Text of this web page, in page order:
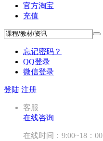
官方淘宝
充值
忘记密码？
QQ登录
微信登录
登陆 注册
客服
在线咨询
在线时间：9:00~18：00